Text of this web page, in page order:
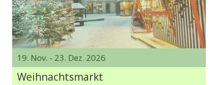
19. Nov. - 23. Dez. 2026
Weihnachtsmarkt